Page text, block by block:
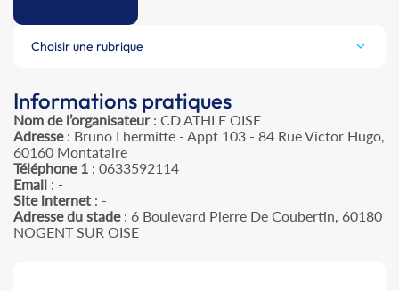
Choisir une rubrique
Informations pratiques
Nom de l’organisateur: CD ATHLE OISE
Adresse: Bruno Lhermitte - Appt 103 - 84 Rue Victor Hugo,
60160 Montataire
Téléphone 1 : 0633592114
Email : -
Site internet : -
Adresse du stade: 6 Boulevard Pierre De Coubertin, 60180
NOGENT SUR OISE